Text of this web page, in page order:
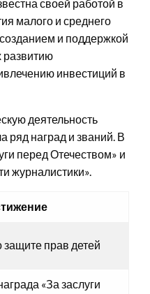
своей работой в
малого и среднего
и поддержкой
развитию
инвестиций в
деятельность
ряд наград и званий. В
перед Отечеством» и
журналистики».
защите прав детей
«За заслуги